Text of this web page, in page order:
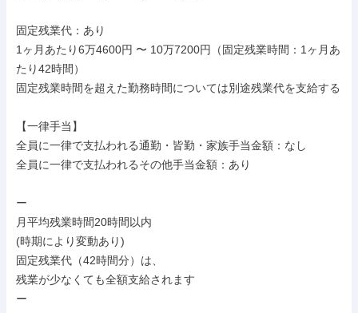
固定残業代：あり
1ヶ月あたり6万4600円 〜 10万7200円（固定残業時間：1ヶ月あ
たり42時間）
固定残業時間を超えた勤務時間については別途残業代を支給する
【一律手当】
全員に一律で支払われる通勤・皆勤・家族手当金額：なし
全員に一律で支払われるその他手当金額：あり
ー
月平均残業時間20時間以内
(時期により変動あり)
固定残業代（42時間分）は、
残業が少なくても全額支給されます
ー